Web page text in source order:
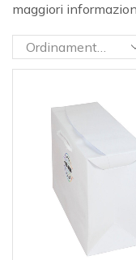
maggiori